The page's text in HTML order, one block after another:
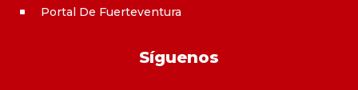
^ Portal De Fuerteventura
Síguenos